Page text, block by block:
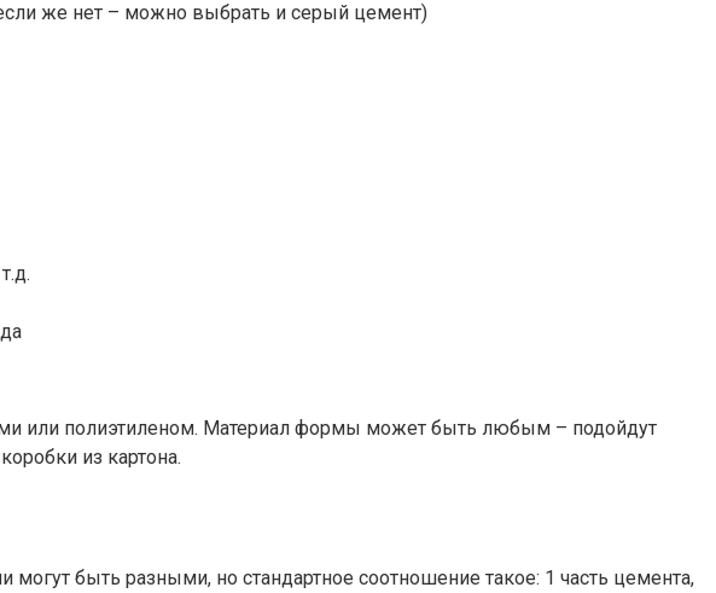
же нет – можно выбрать и серый цемент)
или полиэтиленом. Материал формы может быть любым – подойдут
из картона.
быть разными, но стандартное соотношение такое: 1 часть цемента,